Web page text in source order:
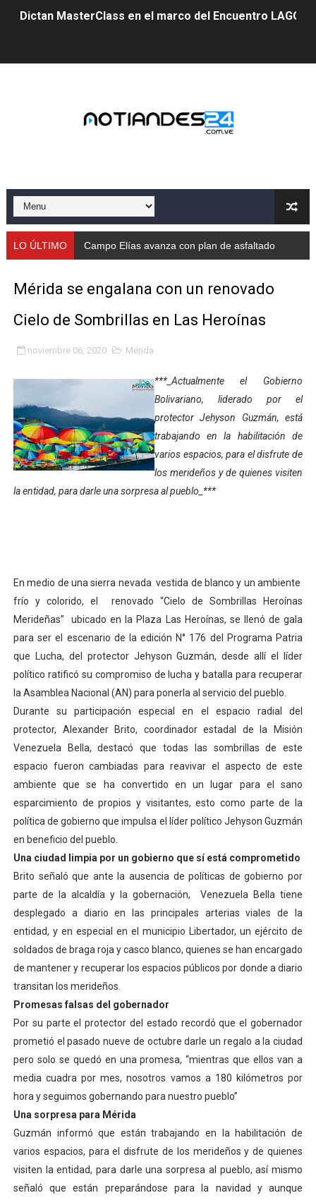
Dictan MasterClass en el marco del Encuentro LAGO
Gobernador Arnaldo Sánchez apadrina a más de 993
Mérida fortalece su reserva deportiva de cara a
Gobernación de Mérida instalará mesa de trabajo con
Fundecem ofrece taller de bordado en punto de cruz
Hospital universitario muestra sus avances en visita
Instituto Nacional de Nutrición celebra Semana
Gobernación de Mérida fortalece el desarrollo
Corposalud inició talleres para aspirantes al curso de
Campo Elías consolida plan de bacheo en el sector La
Fundecem inició con éxito el taller vacacional de
El Lactario del Iahula celebra la Semana Mundial de la
Plan Vacacional "Venezuela Ríe 2026" brinda
Iniciación al yoga reúne a diversos clubes deportivos
Mincomunas impulsa el autogobierno en Mérida con
Expertos inspeccionan espacios del OAN para la
LO ÚLTIMO Campo Elías avanza con plan de asfaltado
Mérida se engalana con un renovado
Cielo de Sombrillas en Las Heroínas
noviembre 06, 2020 Mérida
***_Actualmente el Gobierno
Bolivariano, liderado por el
protector Jehyson Guzmán, está
trabajando en la habilitación de
varios espacios, para el disfrute de
los merideños y de quienes visiten
la entidad, para darle una sorpresa al pueblo_***
En medio de una sierra nevada vestida de blanco y un ambiente
frío y colorido, el renovado “Cielo de Sombrillas Heroínas
Merideñas” ubicado en la Plaza Las Heroínas, se llenó de gala
para ser el escenario de la edición N° 176 del Programa Patria
que Lucha, del protector Jehyson Guzmán, desde allí el líder
político ratificó su compromiso de lucha y batalla para recuperar
la Asamblea Nacional (AN) para ponerla al servicio del pueblo.
Durante su participación especial en el espacio radial del
protector, Alexander Brito, coordinador estadal de la Misión
Venezuela Bella, destacó que todas las sombrillas de este
espacio fueron cambiadas para reavivar el aspecto de este
ambiente que se ha convertido en un lugar para el sano
esparcimiento de propios y visitantes, esto como parte de la
política de gobierno que impulsa el líder político Jehyson Guzmán
en beneficio del pueblo.
Una ciudad limpia por un gobierno que sí está comprometido
Brito señaló que ante la ausencia de políticas de gobierno por
parte de la alcaldía y la gobernación, Venezuela Bella tiene
desplegado a diario en las principales arterias viales de la
entidad, y en especial en el municipio Libertador, un ejército de
soldados de braga roja y casco blanco, quienes se han encargado
de mantener y recuperar los espacios públicos por donde a diario
transitan los merideños.
Promesas falsas del gobernador
Por su parte el protector del estado recordó que el gobernador
prometió el pasado nueve de octubre darle un regalo a la ciudad
pero solo se quedó en una promesa, “mientras que ellos van a
media cuadra por mes, nosotros vamos a 180 kilómetros por
hora y seguimos gobernando para nuestro pueblo”
Una sorpresa para Mérida
Guzmán informó que están trabajando en la habilitación de
varios espacios, para el disfrute de los merideños y de quienes
visiten la entidad, para darle una sorpresa al pueblo, así mismo
señaló que están preparándose para la navidad y aunque